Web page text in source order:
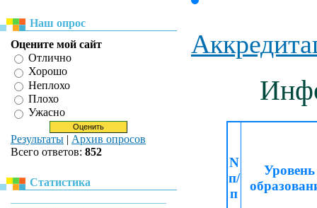
Наш опрос
Оцените мой сайт
Отлично
Хорошо
Неплохо
Плохо
Ужасно
Результаты | Архив опросов
Всего ответов: 852
Статистика
N
п/
п
Уровень